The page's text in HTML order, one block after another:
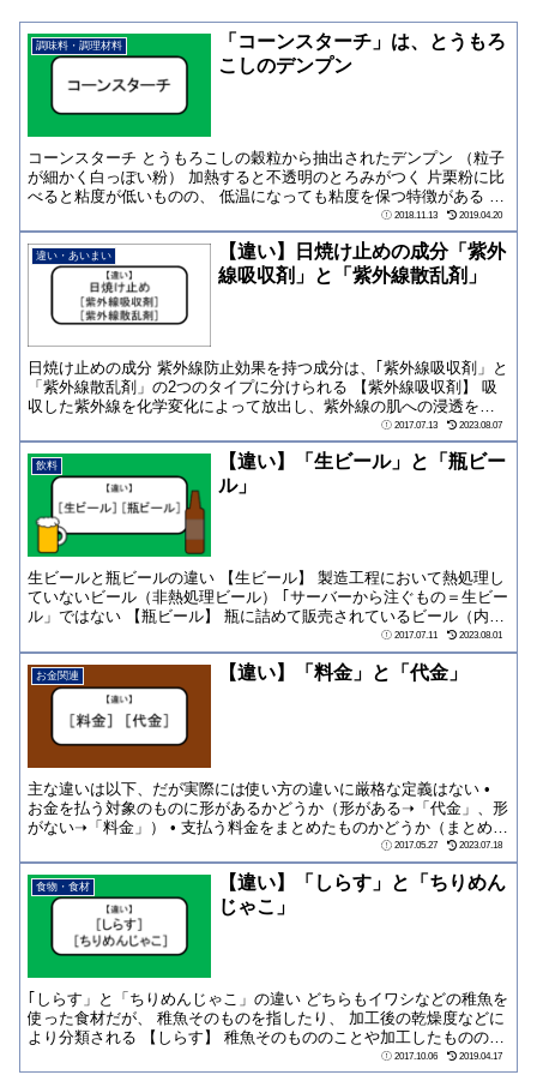
調味料・調理材料
「コーンスターチ」は、とうもろ
こしのデンプン
コーンスターチ とうもろこしの穀粒から抽出されたデンプン （粒子
が細かく白っぽい粉） 加熱すると不透明のとろみがつく 片栗粉に比
べると粘度が低いものの、 低温になっても粘度を保つ特徴がある 名
2018.11.13 2019.04.20
違い・あいまい
【違い】日焼け止めの成分「紫外
線吸収剤」と「紫外線散乱剤」
日焼け止めの成分 紫外線防止効果を持つ成分は、｢紫外線吸収剤」と
「紫外線散乱剤」の2つのタイプに分けられる 【紫外線吸収剤】 吸
収した紫外線を化学変化によって放出し、紫外線の肌への浸透を防
2017.07.13 2023.08.07
飲料
【違い】「生ビール」と「瓶ビー
ル」
生ビールと瓶ビールの違い 【生ビール】 製造工程において熱処理し
ていないビール（非熱処理ビール） ｢サーバーから注ぐもの＝生ビー
ル」ではない 【瓶ビール】 瓶に詰めて販売されているビール（内容
2017.07.11 2023.08.01
お金関連 【違い】「料金」と「代金」
主な違いは以下、だが実際には使い方の違いに厳格な定義はない •
お金を払う対象のものに形があるかどうか（形がある➝「代金」、形
がない➝「料金」） • 支払う料金をまとめたものかどうか（まとめた
2017.05.27 2023.07.18
食物・食材
【違い】「しらす」と「ちりめん
じゃこ」
｢しらす」と「ちりめんじゃこ」の違い どちらもイワシなどの稚魚を
使った食材だが、 稚魚そのものを指したり、 加工後の乾燥度などに
より分類される 【しらす】 稚魚そのもののことや加工したものの名
2017.10.06 2019.04.17